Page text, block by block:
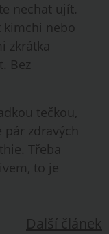
nechat ujít.
kimchi nebo
zkrátka
Bez
tečkou,
zdravých
Třeba
to je
Další článek